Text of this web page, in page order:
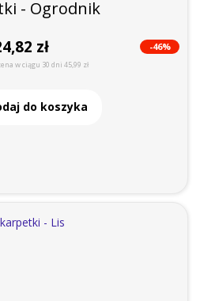
- Ogrodnik
zł -46%
w ciągu 30 dni 45,99 zł
do koszyka